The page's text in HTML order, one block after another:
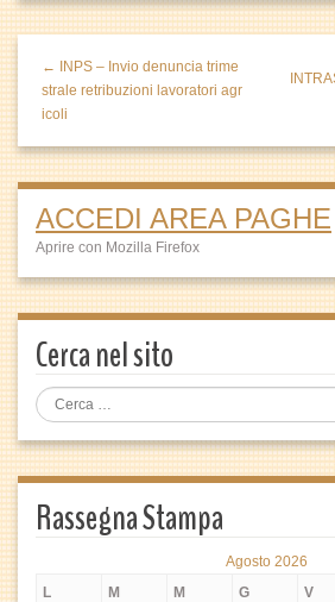
← INPS – Invio denuncia trime
strale retribuzioni lavoratori agr
icoli
ACCEDI AREA PAGHE
Aprire con Mozilla Firefox
Cerca nel sito
Rassegna Stampa
Agosto 2026
L
M M G V